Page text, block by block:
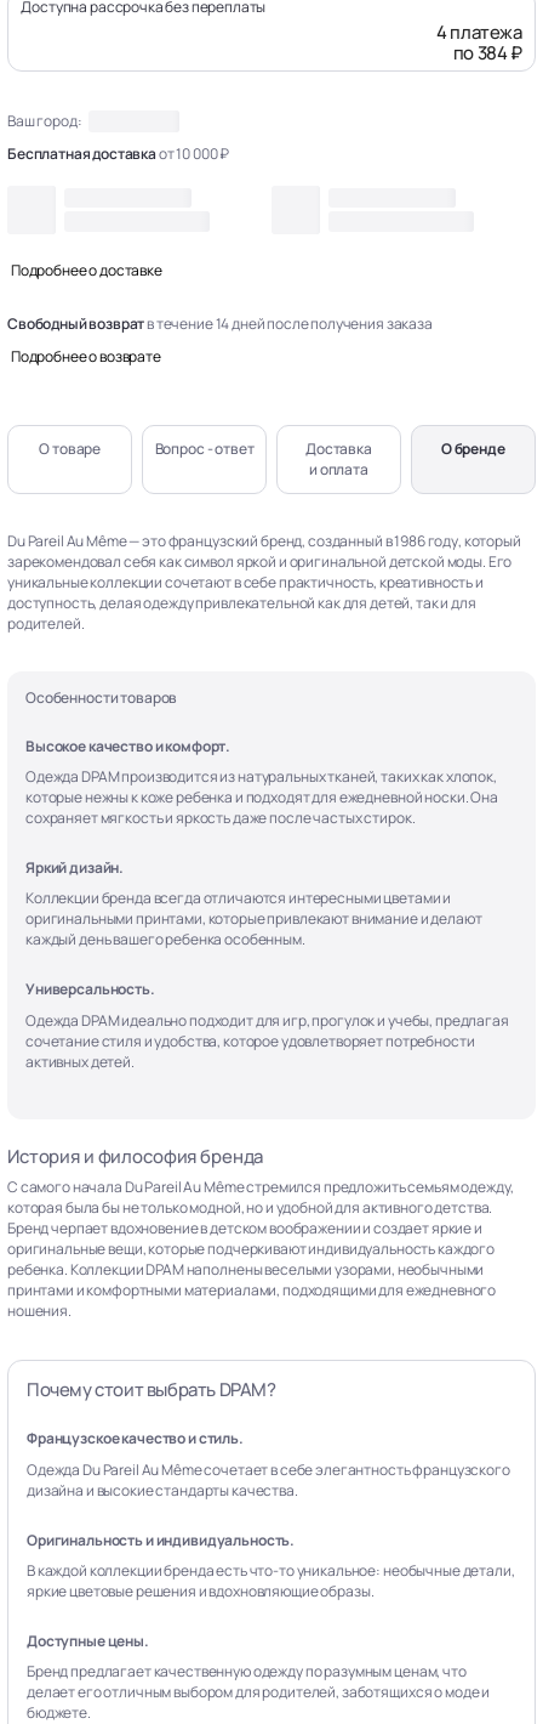
Доступна рассрочка без переплаты
4 платежа
по 384 ₽
Ваш город:
Бесплатная доставкаот 10 000 ₽
Подробнее о доставке
Свободный возвратв течение 14 дней после получения заказа
Подробнее о возврате
О товаре Вопрос - ответ
Доставка
и оплата
О бренде
Du Pareil Au Même — это французский бренд, созданный в 1986 году, который
зарекомендовал себя как символ яркой и оригинальной детской моды. Его
уникальные коллекции сочетают в себе практичность, креативность и
доступность, делая одежду привлекательной как для детей, так и для
родителей.
Особенности товаров
Высокое качество и комфорт.
Одежда DPAM производится из натуральных тканей, таких как хлопок,
которые нежны к коже ребенка и подходят для ежедневной носки. Она
сохраняет мягкость и яркость даже после частых стирок.
Яркий дизайн.
Коллекции бренда всегда отличаются интересными цветами и
оригинальными принтами, которые привлекают внимание и делают
каждый день вашего ребенка особенным.
Универсальность.
Одежда DPAM идеально подходит для игр, прогулок и учебы, предлагая
сочетание стиля и удобства, которое удовлетворяет потребности
активных детей.
История и философия бренда
С самого начала Du Pareil Au Même стремился предложить семьям одежду,
которая была бы не только модной, но и удобной для активного детства.
Бренд черпает вдохновение в детском воображении и создает яркие и
оригинальные вещи, которые подчеркивают индивидуальность каждого
ребенка. Коллекции DPAM наполнены веселыми узорами, необычными
принтами и комфортными материалами, подходящими для ежедневного
ношения.
Почему стоит выбрать DPAM?
Французское качество и стиль.
Одежда Du Pareil Au Même сочетает в себе элегантность французского
дизайна и высокие стандарты качества.
Оригинальность и индивидуальность.
В каждой коллекции бренда есть что-то уникальное: необычные детали,
яркие цветовые решения и вдохновляющие образы.
Доступные цены.
Бренд предлагает качественную одежду по разумным ценам, что
делает его отличным выбором для родителей, заботящихся о моде и
бюджете.